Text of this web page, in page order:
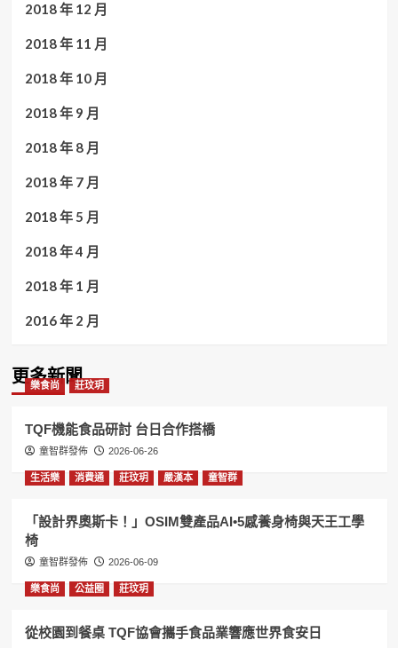
2018 年 12 月
2018 年 11 月
2018 年 10 月
2018 年 9 月
2018 年 8 月
2018 年 7 月
2018 年 5 月
2018 年 4 月
2018 年 1 月
2016 年 2 月
更多新聞
樂食尚 莊玟玥
TQF機能食品研討 台日合作搭橋
童智群發佈 2026-06-26
生活樂 消費通 莊玟玥 嚴漢本 童智群
「設計界奧斯卡！」OSIM雙產品AI•5感養身椅與天王工學
椅
童智群發佈 2026-06-09
樂食尚 公益圈 莊玟玥
從校園到餐桌 TQF協會攜手食品業響應世界食安日